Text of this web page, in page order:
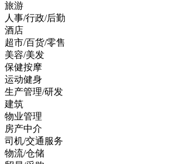
旅游
人事/行政/后勤
酒店
超市/百货/零售
美容/美发
保健按摩
运动健身
生产管理/研发
建筑
物业管理
房产中介
司机/交通服务
物流/仓储